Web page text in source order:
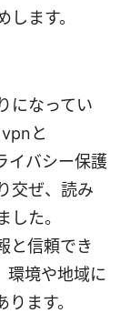
ます。
になってい
と
イバシー保護
交ぜ、読み
た。
と信頼でき
環境や地域に
ます。